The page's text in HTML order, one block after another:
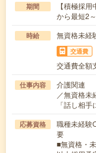
期間
【積極採
から最短2
時給 無資格未
交通費
交通費全額
仕事内容
介護関連
／無資格未
「話し相
応募資格
職種未経験
要
■無資格・